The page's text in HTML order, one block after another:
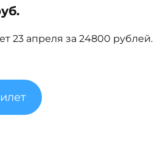
23 апреля за 24800 рублей.